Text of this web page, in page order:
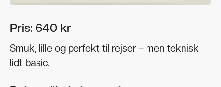
Pris: 640 kr
Smuk, lille og perfekt til rejser – men teknisk
lidt basic.